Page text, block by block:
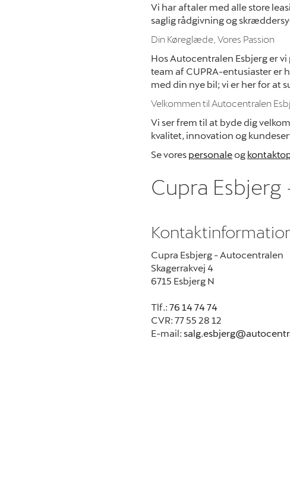
Vi har aftaler med alle store
saglig rådgivning og
Din Køreglæde, Vores Passion
Hos Autocentralen Esbjerg er
team af CUPRA-entusiaster er
med din nye bil; vi er her for at
Velkommen til Autocentralen
Vi ser frem til at byde dig
kvalitet, innovation og
Se vores personaleog
Cupra
Cupra Esbjerg - Autocentralen
Skagerrakvej 4
6715 Esbjerg N
Tlf.: 76 14 74 74
CVR: 77 55 28 12
E-mail: